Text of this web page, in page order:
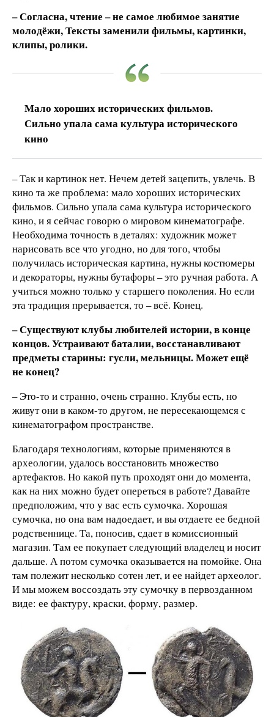
– Согласна, чтение – не самое любимое занятие
молодёжи, Тексты заменили фильмы, картинки,
клипы, ролики.
Мало хороших исторических фильмов.
Сильно упала сама культура исторического
кино
– Так и картинок нет. Нечем детей зацепить, увлечь. В
кино та же проблема: мало хороших исторических
фильмов. Сильно упала сама культура исторического
кино, и я сейчас говорю о мировом кинематографе.
Необходима точность в деталях: художник может
нарисовать все что угодно, но для того, чтобы
получилась историческая картина, нужны костюмеры
и декораторы, нужны бутафоры – это ручная работа. А
учиться можно только у старшего поколения. Но если
эта традиция прерывается, то – всё. Конец.
– Существуют клубы любителей истории, в конце
концов. Устраивают баталии, восстанавливают
предметы старины: гусли, мельницы. Может ещё
не конец?
– Это-то и странно, очень странно. Клубы есть, но
живут они в каком-то другом, не пересекающемся с
кинематографом пространстве.
Благодаря технологиям, которые применяются в
археологии, удалось восстановить множество
артефактов. Но какой путь проходят они до момента,
как на них можно будет опереться в работе? Давайте
предположим, что у вас есть сумочка. Хорошая
сумочка, но она вам надоедает, и вы отдаете ее бедной
родственнице. Та, поносив, сдает в комиссионный
магазин. Там ее покупает следующий владелец и носит
дальше. А потом сумочка оказывается на помойке. Она
там полежит несколько сотен лет, и ее найдет археолог.
И мы можем воссоздать эту сумочку в первозданном
виде: ее фактуру, краски, форму, размер.